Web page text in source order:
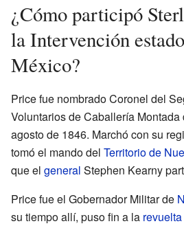
¿Cómo participó
la Intervención
México?
Price fue nombrado Coronel del
Voluntarios de Caballería
agosto de 1846. Marchó con su
tomó el mando del Territorio de
que el general Stephen Kearny
Price fue el Gobernador Militar de
su tiempo allí, puso fin a la